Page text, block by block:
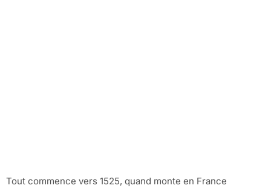
Tout commence vers 1525, quand monte en France